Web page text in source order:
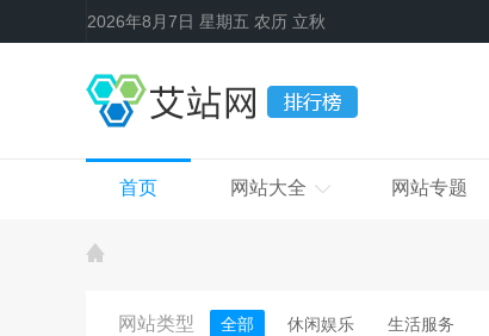
2026年8月7日 星期五 农历 立秋
首页 网站大全 网站专题
网站类型 全部 休闲娱乐 生活服务